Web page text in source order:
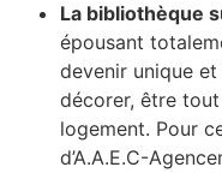
La bibliothèque
épousant
devenir unique
décorer, être
logement. Pour
d’A.A.E.C-